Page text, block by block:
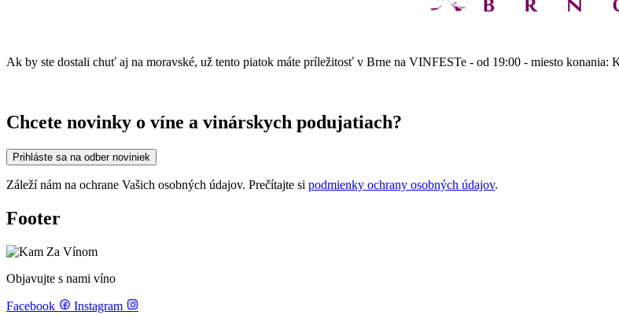
Ak by ste dostali chuť aj na moravské, už tento piatok máte príležitosť v Brne na VINFESTe - od 19:00 - miesto
Chcete novinky o víne a vinárskych podujatiach?
Prihláste sa na odber noviniek
Záleží nám na ochrane Vašich osobných údajov. Prečítajte si podmienky ochrany osobných údajov.
Footer
Objavujte s nami víno
Facebook Instagram